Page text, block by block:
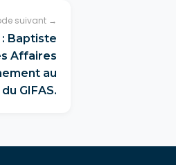
suivant →
Baptiste
Affaires
au
GIFAS.